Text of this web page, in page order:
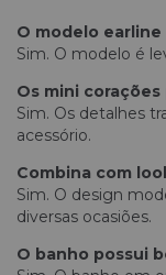
O modelo
Sim. O modelo é
Os mini
Sim. Os detalhes
acessório.
Combina com
Sim. O design
diversas ocasiões.
O banho possui